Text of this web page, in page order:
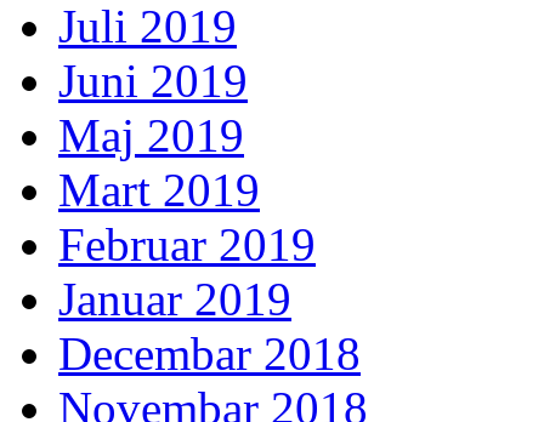
Juli 2019
Juni 2019
Maj 2019
Mart 2019
Februar 2019
Januar 2019
Decembar 2018
Novembar 2018